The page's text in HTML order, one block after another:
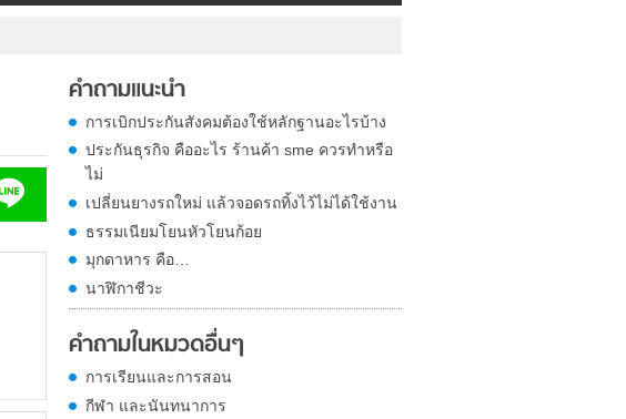
คำถามแนะนำ
การเบิกประกันสังคมต้องใช้หลักฐานอะไรบ้าง
ประกันธุรกิจ คืออะไร ร้านค้า sme ควรทำหรือ
ไม่
เปลี่ยนยางรถใหม่ แล้วจอดรถทิ้งไว้ไม่ได้ใช้งาน
ธรรมเนียมโยนหัวโยนก้อย
มุกดาหาร คือ…
นาฬิกาชีวะ
คำถามในหมวดอื่นๆ
การเรียนและการสอน
กีฬา และนันทนาการ